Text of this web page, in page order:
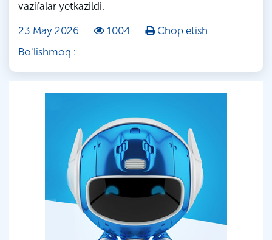
vazifalar yetkazildi.
23 May 2026
1004
Chop etish
Bo'lishmoq :